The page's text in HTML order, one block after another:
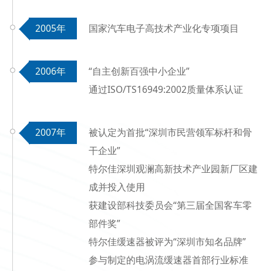
2005年 国家汽车电子高技术产业化专项项目
2006年 “自主创新百强中小企业”
通过ISO/TS16949:2002质量体系认证
2007年
被认定为首批“深圳市民营领军标杆和骨
干企业”
特尔佳深圳观澜高新技术产业园新厂区建
成并投入使用
获建设部科技委员会“第三届全国客车零
部件奖”
特尔佳缓速器被评为“深圳市知名品牌”
参与制定的电涡流缓速器首部行业标准